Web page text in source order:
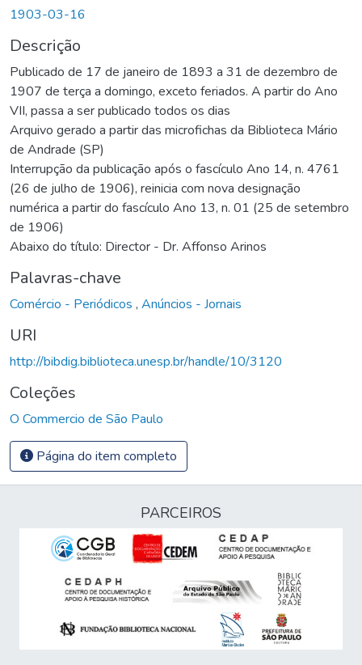
1903-03-16
Descrição
Publicado de 17 de janeiro de 1893 a 31 de dezembro de
1907 de terça a domingo, exceto feriados. A partir do Ano
VII, passa a ser publicado todos os dias
Arquivo gerado a partir das microfichas da Biblioteca Mário
de Andrade (SP)
Interrupção da publicação após o fascículo Ano 14, n. 4761
(26 de julho de 1906), reinicia com nova designação
numérica a partir do fascículo Ano 13, n. 01 (25 de setembro
de 1906)
Abaixo do título: Director - Dr. Affonso Arinos
Palavras-chave
Comércio - Periódicos , Anúncios - Jornais
URI
http://bibdig.biblioteca.unesp.br/handle/10/3120
Coleções
O Commercio de São Paulo
Página do item completo
PARCEIROS